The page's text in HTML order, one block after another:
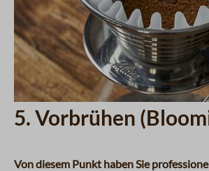
5. Vorbrühen
Von diesem Punkt haben Sie